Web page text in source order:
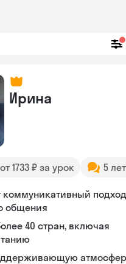
Ирина
от 1733 ₽ за урок 5
коммуникативный
общения
40 стран, включая